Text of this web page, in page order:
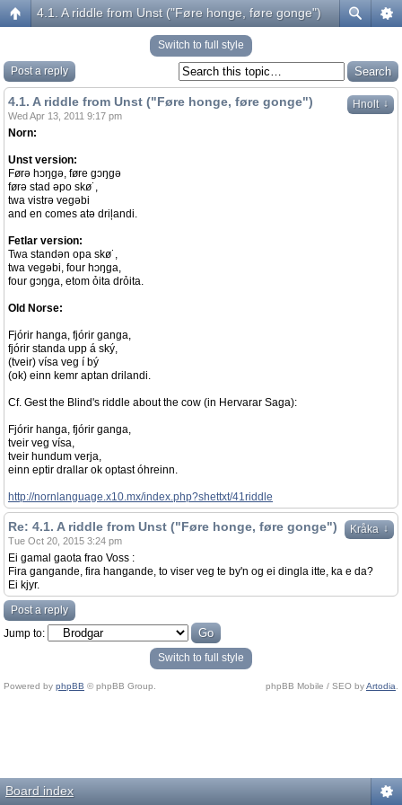
4.1. A riddle from Unst ("Føre honge, føre gonge")
Switch to full style
Post a reply
Hnolt ↓
4.1. A riddle from Unst ("Føre honge, føre gonge")
Wed Apr 13, 2011 9:17 pm
Norn:
Unst version:
Førə hɔŋgə, føre gɔŋgə
førə stad əpo skø˙,
twa vistrə vegəbi
and en comes atə driļandi.
Fetlar version:
Twa standən opa skø˙,
twa vegəbi, four hɔŋga,
four gɔŋga, etom ỏita drỏita.
Old Norse:
Fjórir hanga, fjórir ganga,
fjórir standa upp á ský,
(tveir) vísa veg í bý
(ok) einn kemr aptan drilandi.
Cf. Gest the Blind's riddle about the cow (in Hervarar Saga):
Fjórir hanga, fjórir ganga,
tveir veg vísa,
tveir hundum verja,
einn eptir drallar ok optast óhreinn.
http://nornlanguage.x10.mx/index.php?shettxt/41riddle
Kråka ↓
Re: 4.1. A riddle from Unst ("Føre honge, føre gonge")
Tue Oct 20, 2015 3:24 pm
Ei gamal gaota frao Voss :
Fira gangande, fira hangande, to viser veg te by'n og ei dingla itte, ka e da?
Ei kjyr.
Post a reply
Jump to:
Switch to full style
Powered by phpBB © phpBB Group. phpBB Mobile / SEO byArtodia
Board index